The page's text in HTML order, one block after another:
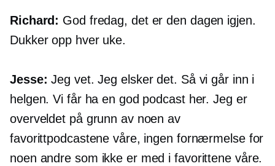
Richard: God fredag, det er den dagen igjen.
Dukker opp hver uke.
Jesse: Jeg vet. Jeg elsker det. Så vi går inn i
helgen. Vi får ha en god podcast her. Jeg er
overveldet på grunn av noen av
favorittpodcastene våre, ingen fornærmelse for
noen andre som ikke er med i favorittene våre.